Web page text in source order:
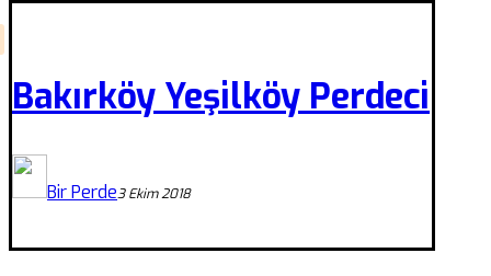
Bakırköy Yeşilköy Perdeci
Bir Perde3 Ekim 2018